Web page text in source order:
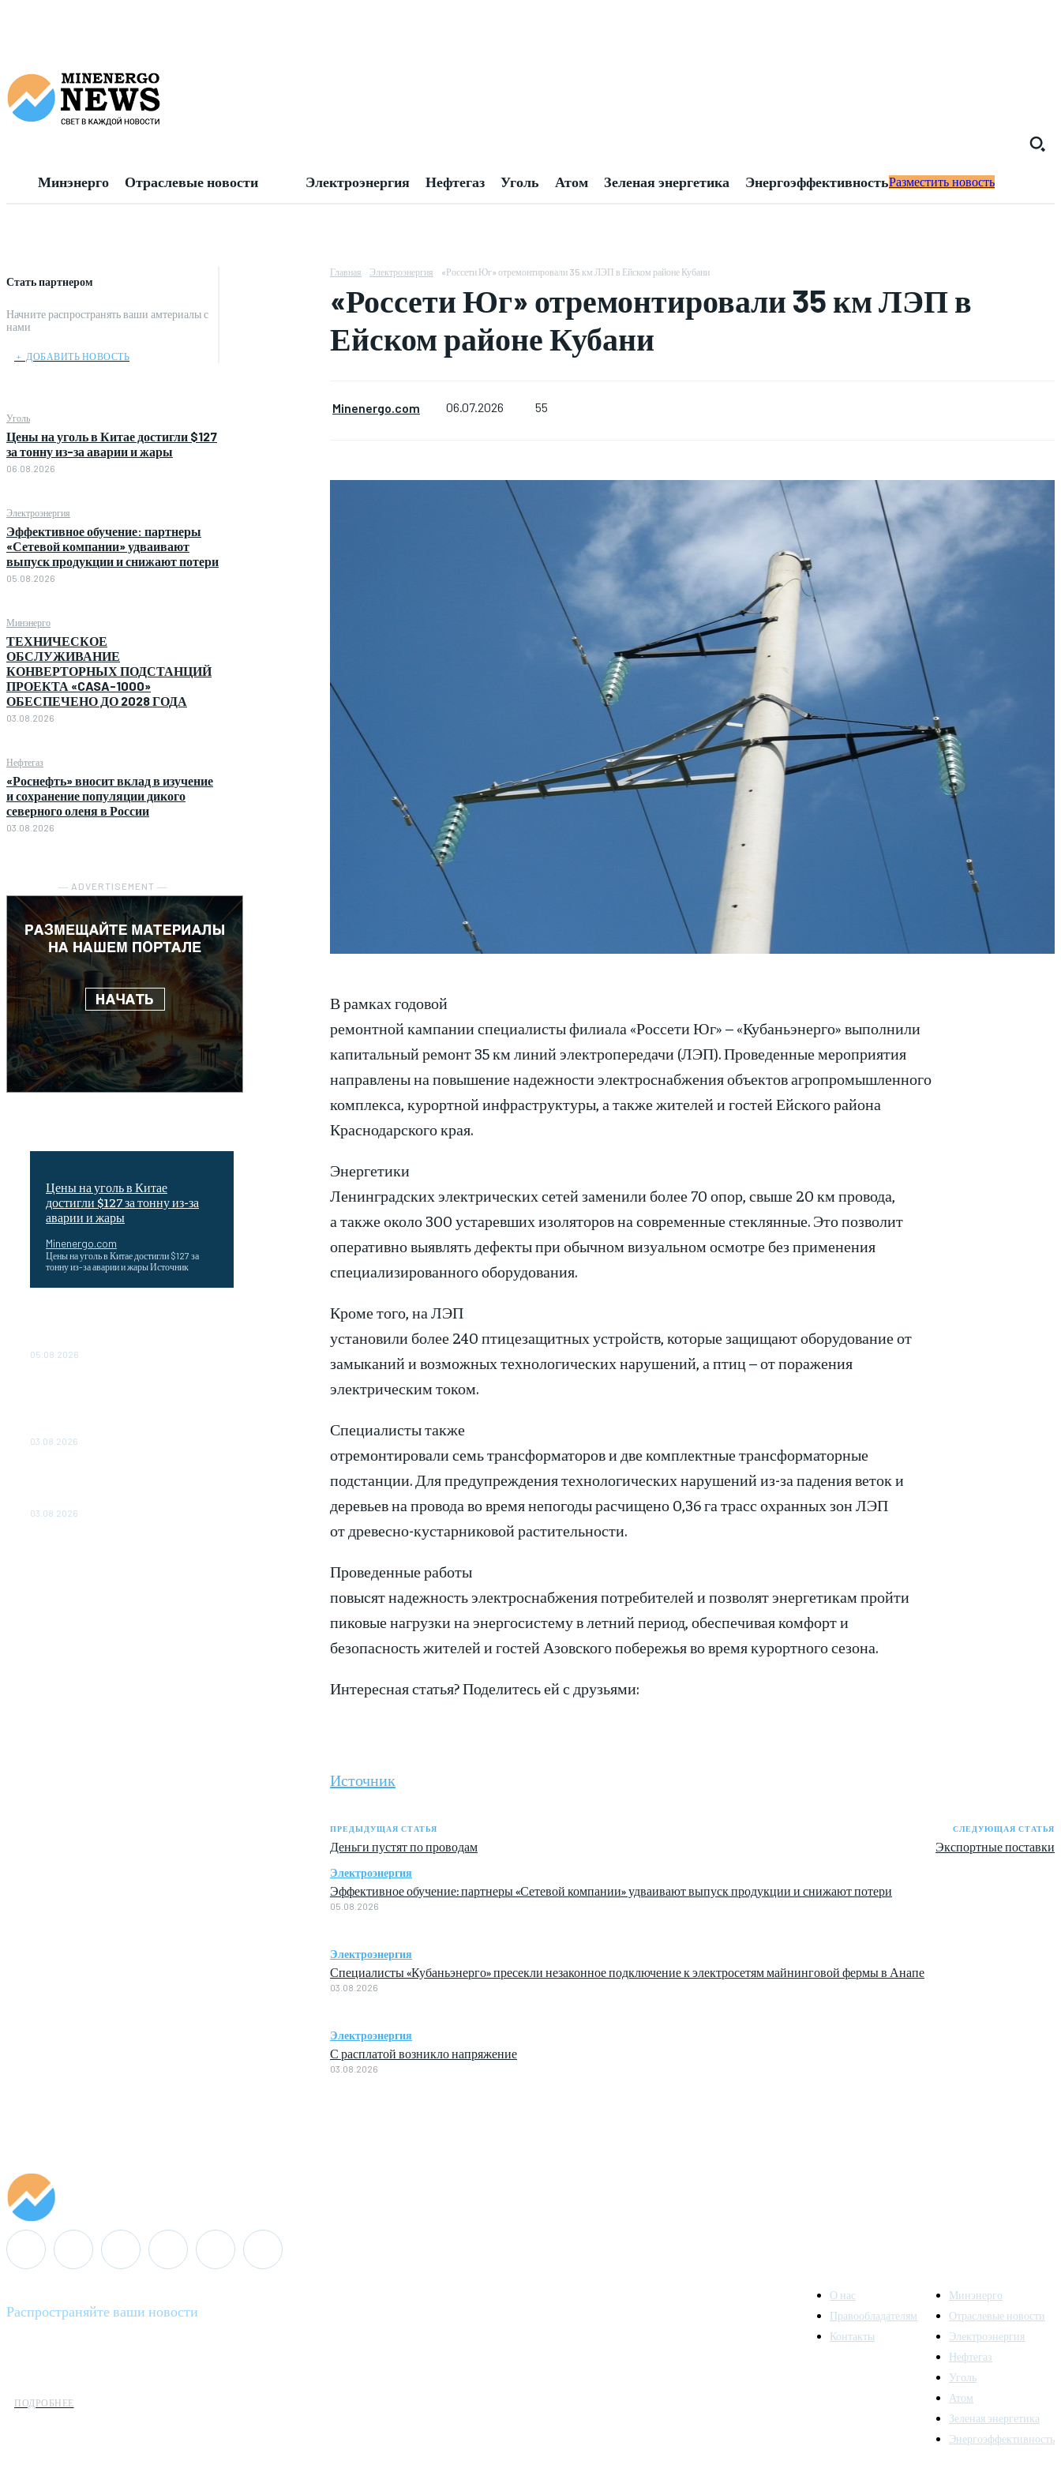
Минэнерго Отраслевые новости Электроэнергия Нефтегаз Уголь Атом Зеленая энергетика ЭнергоэффективностьРазместить новость
Стать партнером
Начните распространять ваши амтериалы с
нами
﹢ ДОБАВИТЬ НОВОСТЬ
Уголь
Цены на уголь в Китае достигли $127
за тонну из-за аварии и жары
06.08.2026
Электроэнергия
Эффективное обучение: партнеры
«Сетевой компании» удваивают
выпуск продукции и снижают потери
05.08.2026
Минэнерго
ТЕХНИЧЕСКОЕ
ОБСЛУЖИВАНИЕ
КОНВЕРТОРНЫХ ПОДСТАНЦИЙ
ПРОЕКТА «CASA-1000»
ОБЕСПЕЧЕНО ДО 2028 ГОДА
03.08.2026
Нефтегаз
«Роснефть» вносит вклад в изучение
и сохранение популяции дикого
северного оленя в России
03.08.2026
― ADVERTISEMENT ―
Цены на уголь в Китае
достигли $127 за тонну из-за
аварии и жары
Minenergo.com
Цены на уголь в Китае достигли $127 за
тонну из-за аварии и жары Источник
05.08.2026
03.08.2026
03.08.2026
Главная Электроэнергия «Россети Юг» отремонтировали 35 км ЛЭП в Ейском районе Кубани
«Россети Юг» отремонтировали 35 км ЛЭП в
Ейском районе Кубани
Minenergo.com 06.07.2026 55
В рамках годовой
ремонтной кампании специалисты филиала «Россети Юг» – «Кубаньэнерго» выполнили
капитальный ремонт 35 км линий электропередачи (ЛЭП). Проведенные мероприятия
направлены на повышение надежности электроснабжения объектов агропромышленного
комплекса, курортной инфраструктуры, а также жителей и гостей Ейского района
Краснодарского края.
Энергетики
Ленинградских электрических сетей заменили более 70 опор, свыше 20 км провода,
а также около 300 устаревших изоляторов на современные стеклянные. Это позволит
оперативно выявлять дефекты при обычном визуальном осмотре без применения
специализированного оборудования.
Кроме того, на ЛЭП
установили более 240 птицезащитных устройств, которые защищают оборудование от
замыканий и возможных технологических нарушений, а птиц – от поражения
электрическим током.
Специалисты также
отремонтировали семь трансформаторов и две комплектные трансформаторные
подстанции. Для предупреждения технологических нарушений из-за падения веток и
деревьев на провода во время непогоды расчищено 0,36 га трасс охранных зон ЛЭП
от древесно-кустарниковой растительности.
Проведенные работы
повысят надежность электроснабжения потребителей и позволят энергетикам пройти
пиковые нагрузки на энергосистему в летний период, обеспечивая комфорт и
безопасность жителей и гостей Азовского побережья во время курортного сезона.
Интересная статья? Поделитесь ей с друзьями:
Источник
ПРЕДЫДУЩАЯ СТАТЬЯ
Деньги пустят по проводам
СЛЕДУЮЩАЯ СТАТЬЯ
Экспортные поставки
Электроэнергия
Эффективное обучение: партнеры «Сетевой компании» удваивают выпуск продукции и снижают потери
05.08.2026
Электроэнергия
Специалисты «Кубаньэнерго» пресекли незаконное подключение к электросетям майнинговой фермы в Анапе
03.08.2026
Электроэнергия
С расплатой возникло напряжение
03.08.2026
Распространяйте ваши новости
ПОДРОБНЕЕ
О нас
Правообладателям
Контакты
Минэнерго
Отраслевые новости
Электроэнергия
Нефтегаз
Уголь
Атом
Зеленая энергетика
Энергоэффективность